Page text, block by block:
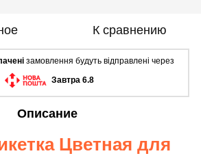
К сравнению
замовлення будуть відправлені через
Завтра 6.8
Описание
Цветная для